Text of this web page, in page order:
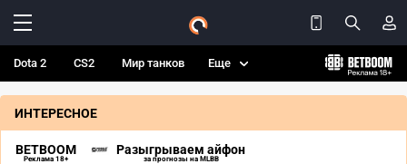
Dota 2 CS2 Мир танков Еще
ИНТЕРЕСНОЕ
BETBOOM
Реклама 18+
Разыгрываем айфон
за прогнозы на MLBB